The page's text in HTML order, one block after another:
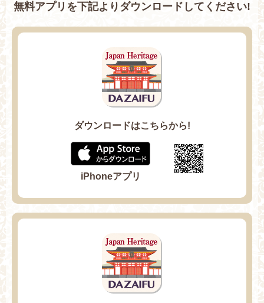
無料アプリを下記よりダウンロードしてください!
ダウンロードはこちらから!
iPhoneアプリ